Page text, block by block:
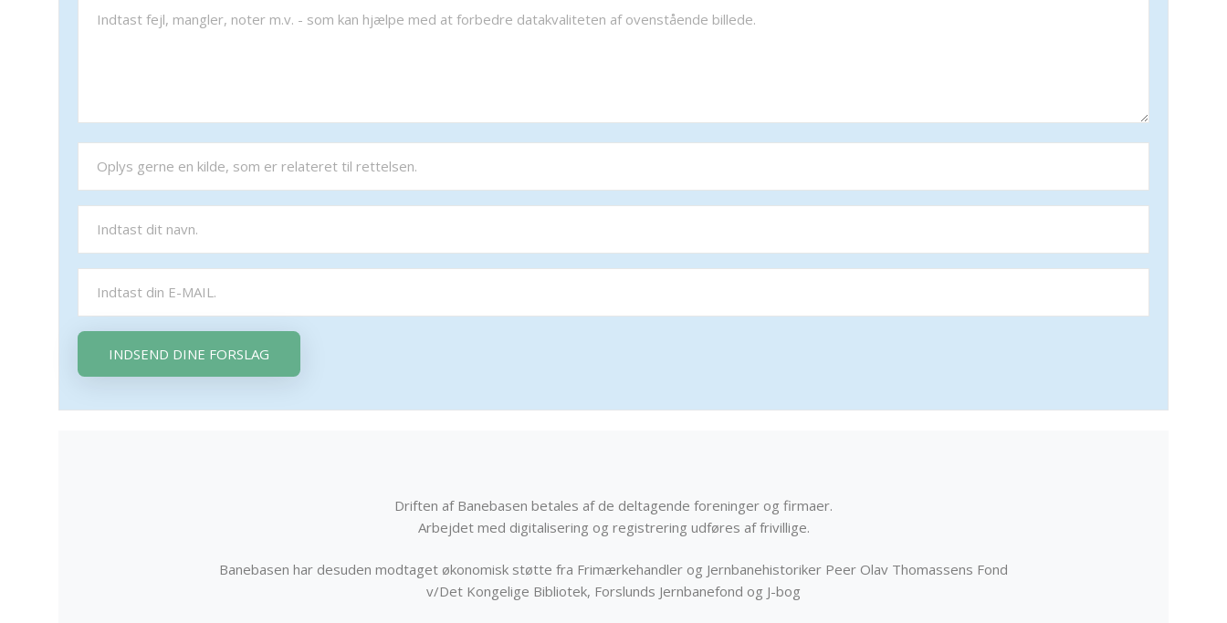
INDSEND DINE FORSLAG
Driften af Banebasen betales af de deltagende foreninger og firmaer.
Arbejdet med digitalisering og registrering udføres af frivillige.
Banebasen har desuden modtaget økonomisk støtte fra Frimærkehandler og Jernbanehistoriker Peer Olav Thomassens Fond
v/Det Kongelige Bibliotek, Forslunds Jernbanefond og J-bog